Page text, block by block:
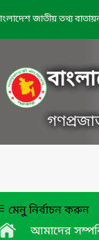
জাতীয় তথ্য
মেনু নির্বাচন করুন
আমাদের